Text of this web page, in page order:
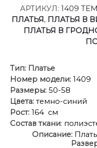
АРТИКУЛ: 1409
ПЛАТЬЯ, ПЛАТЬЯ В
ПЛАТЬЯ В
Тип: Платье
Номер модели: 1409
Размеры: 50-58
Цвета: темно-синий
Рост: 164 см
Состав ткани:
Описание:
полуприлегающего